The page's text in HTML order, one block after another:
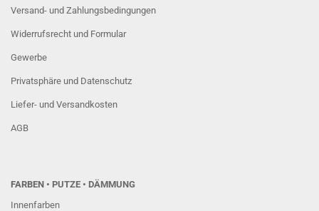
Versand- und Zahlungsbedingungen
Widerrufsrecht und Formular
Gewerbe
Privatsphäre und Datenschutz
Liefer- und Versandkosten
AGB
FARBEN • PUTZE • DÄMMUNG
Innenfarben